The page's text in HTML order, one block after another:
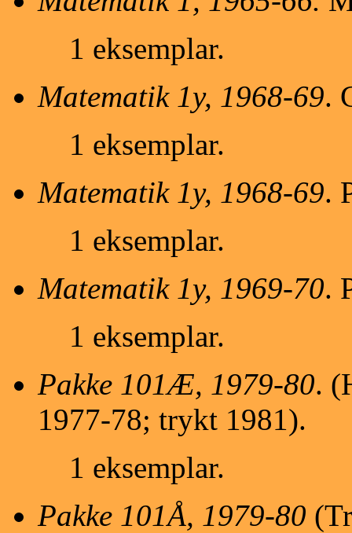
1 eksemplar.
Matematik 1y, 1968-69.
1 eksemplar.
Matematik 1y, 1968-69.
1 eksemplar.
Matematik 1y, 1969-70.
1 eksemplar.
Pakke 101Æ, 1979-80.
1977-78; trykt 1981).
1 eksemplar.
Pakke 101Å, 1979-80